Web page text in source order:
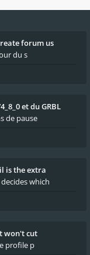
forum us
du s
et du GRBL
de pause
is the extra
which
won't cut
profile p